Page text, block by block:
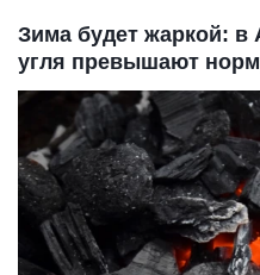
Зима будет жаркой: в
угля превышают